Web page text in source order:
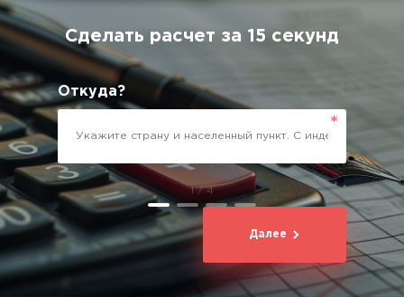
Сделать расчет за 15 секунд
Откуда?
1 / 4
Далее